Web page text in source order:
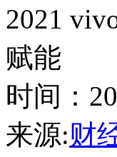
2021
赋能
时间：
来源:财